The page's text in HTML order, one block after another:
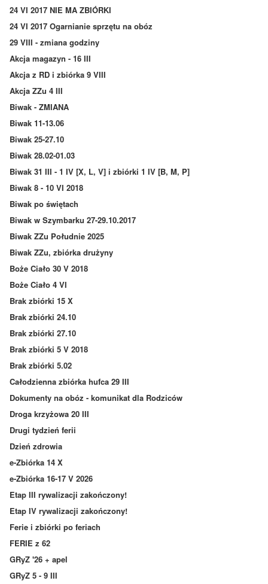
24 VI 2017 NIE MA ZBIÓRKI
24 VI 2017 Ogarnianie sprzętu na obóz
29 VIII - zmiana godziny
Akcja magazyn - 16 III
Akcja z RD i zbiórka 9 VIII
Akcja ZZu 4 III
Biwak - ZMIANA
Biwak 11-13.06
Biwak 25-27.10
Biwak 28.02-01.03
Biwak 31 III - 1 IV [X, L, V] i zbiórki 1 IV [B, M, P]
Biwak 8 - 10 VI 2018
Biwak po świętach
Biwak w Szymbarku 27-29.10.2017
Biwak ZZu Południe 2025
Biwak ZZu, zbiórka drużyny
Boże Ciało 30 V 2018
Boże Ciało 4 VI
Brak zbiórki 15 X
Brak zbiórki 24.10
Brak zbiórki 27.10
Brak zbiórki 5 V 2018
Brak zbiórki 5.02
Całodzienna zbiórka hufca 29 III
Dokumenty na obóz - komunikat dla Rodziców
Droga krzyżowa 20 III
Drugi tydzień ferii
Dzień zdrowia
e-Zbiórka 14 X
e-Zbiórka 16-17 V 2026
Etap III rywalizacji zakończony!
Etap IV rywalizacji zakończony!
Ferie i zbiórki po feriach
FERIE z 62
GRyZ '26 + apel
GRyZ 5 - 9 III